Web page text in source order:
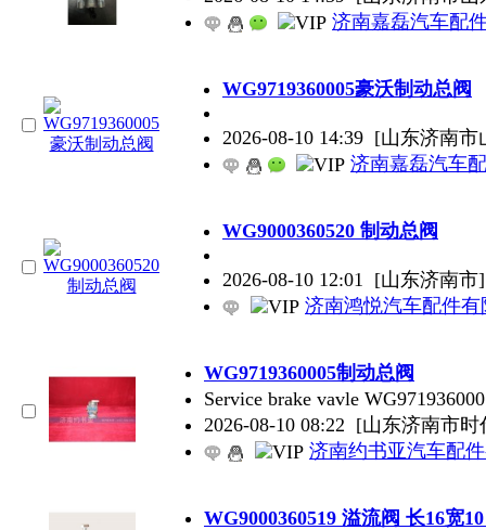
济南嘉磊汽车配
WG9719360005豪沃制动总阀
2026-08-10 14:39[山东济南市山
济南嘉磊汽车配
WG9000360520 制动总阀
2026-08-10 12:01 [山东济南市]
济南鸿悦汽车配件有
WG9719360005制动总阀
Service brake vavle
2026-08-10 08:22 [山东济南市时
济南约书亚汽车配
WG9000360519 溢流阀 长16宽